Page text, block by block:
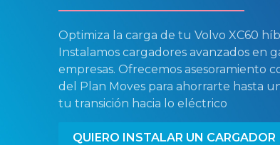
Optimiza la carga de tu Volvo XC60
Instalamos cargadores avanzados en
empresas. Ofrecemos asesoramiento
del Plan Moves para ahorrarte hasta
tu transición hacia lo eléctrico
QUIERO INSTALAR UN CARGADOR